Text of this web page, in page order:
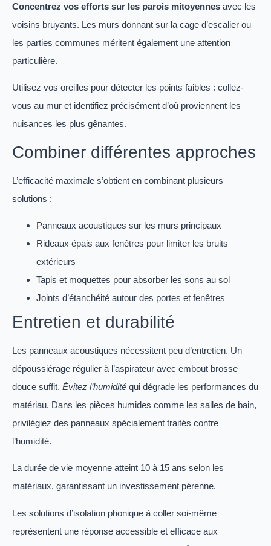
Concentrez vos efforts sur les parois mitoyennes avec les
voisins bruyants. Les murs donnant sur la cage d’escalier ou
les parties communes méritent également une attention
particulière.
Utilisez vos oreilles pour détecter les points faibles : collez-
vous au mur et identifiez précisément d’où proviennent les
nuisances les plus gênantes.
Combiner différentes approches
L’efficacité maximale s’obtient en combinant plusieurs
solutions :
Panneaux acoustiques sur les murs principaux
Rideaux épais aux fenêtres pour limiter les bruits
extérieurs
Tapis et moquettes pour absorber les sons au sol
Joints d’étanchéité autour des portes et fenêtres
Entretien et durabilité
Les panneaux acoustiques nécessitent peu d’entretien. Un
dépoussiérage régulier à l’aspirateur avec embout brosse
douce suffit. Évitez l’humidité qui dégrade les performances du
matériau. Dans les pièces humides comme les salles de bain,
privilégiez des panneaux spécialement traités contre
l’humidité.
La durée de vie moyenne atteint 10 à 15 ans selon les
matériaux, garantissant un investissement pérenne.
Les solutions d’isolation phonique à coller soi-même
représentent une réponse accessible et efficace aux